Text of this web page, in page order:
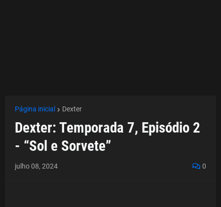
Página inicial Dexter
Dexter: Temporada 7, Episódio 2
- “Sol e Sorvete”
julho 08, 2024 0